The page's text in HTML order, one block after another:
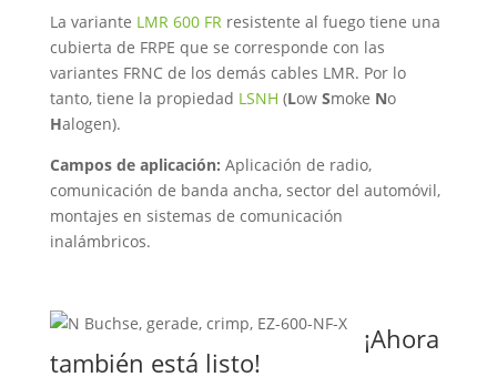
La variante LMR 600 FRresistente al fuego tiene una
cubierta de FRPE que se corresponde con las
variantes FRNC de los demás cables LMR. Por lo
tanto, tiene la propiedad LSNH (Low Smoke No
Halogen).
Campos de aplicación: Aplicación de radio,
comunicación de banda ancha, sector del automóvil,
montajes en sistemas de comunicación
inalámbricos.
¡Ahora
también está listo!